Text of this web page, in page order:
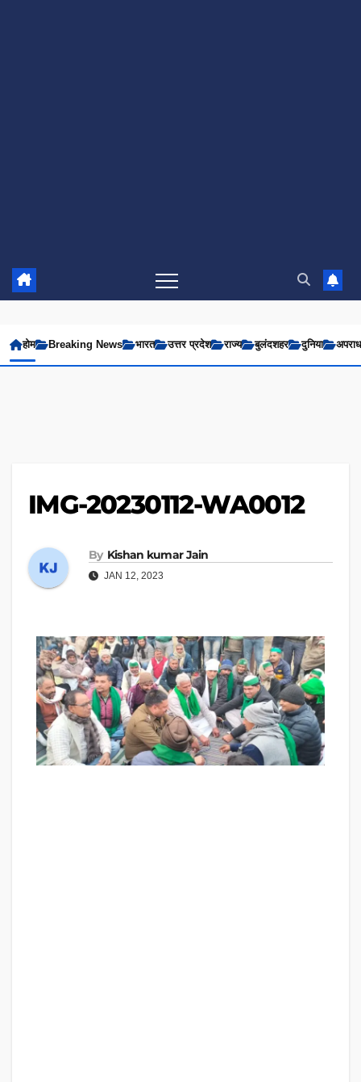
होम Breaking News भारत उत्तर प्रदेश राज्य बुलंदशहर दुनिया अपराध
IMG-20230112-WA0012
By Kishan kumar Jain
JAN 12, 2023